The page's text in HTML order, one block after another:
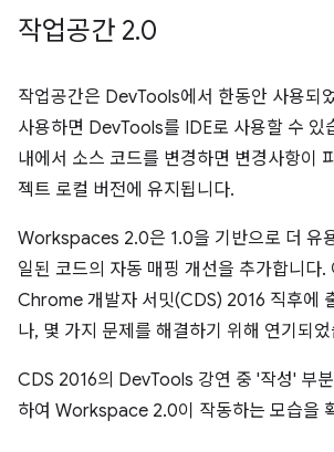
작업공간 2.0
작업공간은 DevTools에서 한동안 사용되
사용하면 DevTools를 IDE로 사용할 수 있
내에서 소스 코드를 변경하면 변경사항이
젝트 로컬 버전에 유지됩니다.
Workspaces 2.0은 1.0을 기반으로 더 유
일된 코드의 자동 매핑 개선을 추가합니다.
Chrome 개발자 서밋(CDS) 2016 직후에
나, 몇 가지 문제를 해결하기 위해 연기되
CDS 2016의 DevTools 강연 중 '작성' 부
하여 Workspace 2.0이 작동하는 모습을